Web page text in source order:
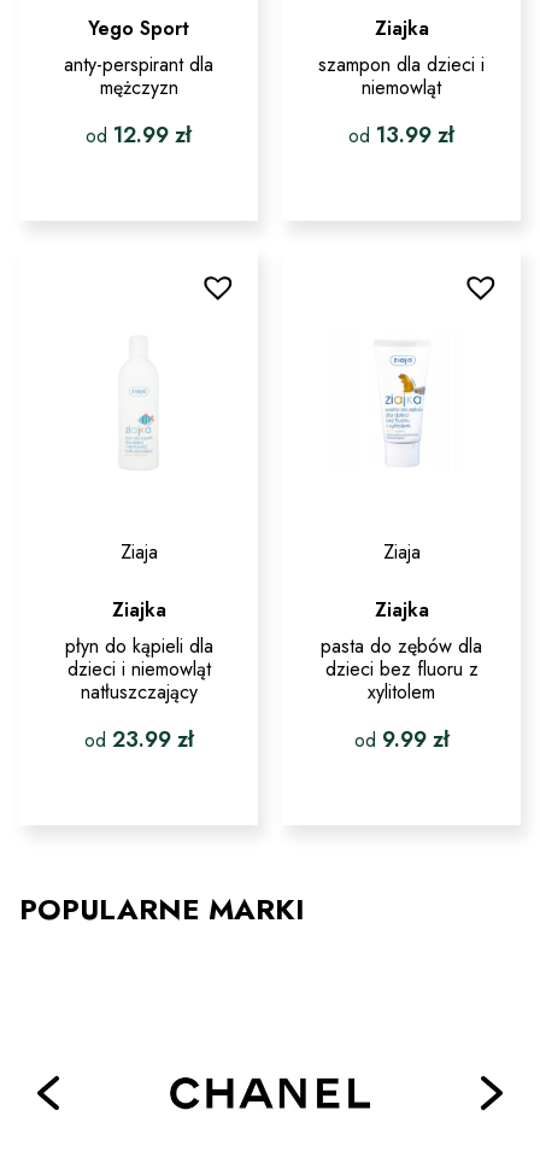
Yego Sport
anty-perspirant dla
mężczyzn
od 12.99zł
ma
produktu
Ziajka
szampon dla dzieci i
niemowląt
od 13.99zł
ma
na
stronie
produktu
Ziaja
Ziajka
płyn do kąpieli dla
dzieci i niemowląt
natłuszczający
od 23.99zł
ma
Opcje
można
Ziaja
Ziajka
pasta do zębów dla
dzieci bez fluoru z
xylitolem
od 9.99zł
ma
POPULARNE MARKI